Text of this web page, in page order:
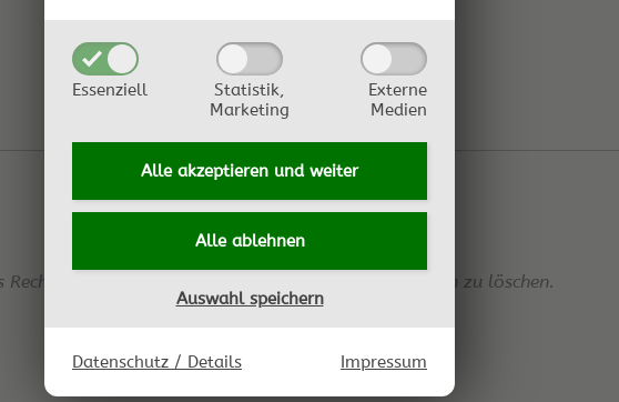
Essenziell
Statistik,
Marketing
Externe
Medien
Alle akzeptieren und weiter
Alle ablehnen
Auswahl speichern
Datenschutz / Details Impressum
Recht vor, jederzeit Einträge ohne Angabe von Gründen zu löschen.